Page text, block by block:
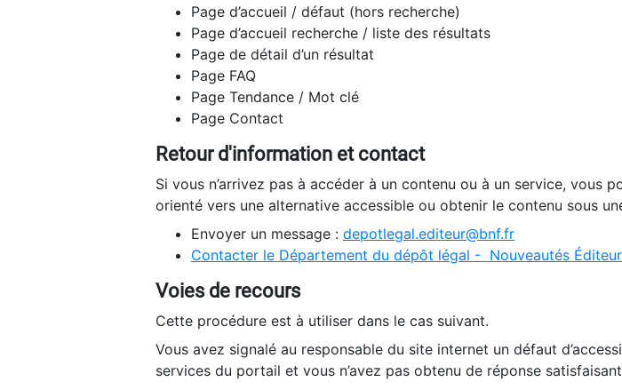
Page d’accueil / défaut (hors recherche)
Page d’accueil recherche / liste des résultats
Page de détail d’un résultat
Page FAQ
Page Tendance / Mot clé
Page Contact
Retour d'information et contact
Si vous n’arrivez pas à accéder à un contenu ou à un service,
orienté vers une alternative accessible ou obtenir le contenu sous
Envoyer un message : depotlegal.editeur@bnf.fr
Contacter le Département du dépôt légal - Nouveautés
Voies de recours
Cette procédure est à utiliser dans le cas suivant.
Vous avez signalé au responsable du site internet un défaut
services du portail et vous n’avez pas obtenu de réponse